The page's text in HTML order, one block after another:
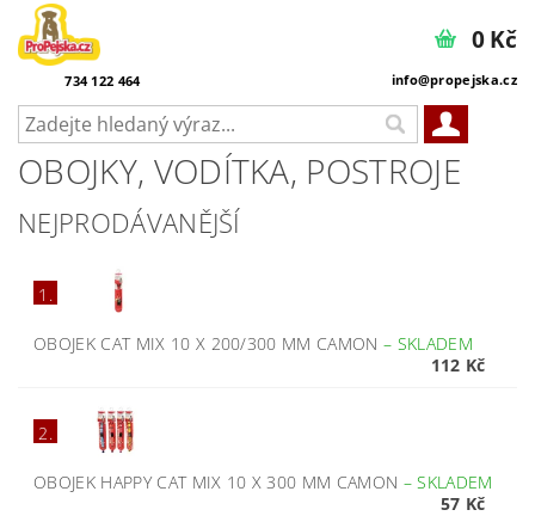
734 122 464 info@propejska.cz
0 Kč
OBOJKY, VODÍTKA, POSTROJE
NEJPRODÁVANĚJŠÍ
1.
OBOJEK CAT MIX 10 X 200/300 MM CAMON – SKLADEM
112 Kč
2.
OBOJEK HAPPY CAT MIX 10 X 300 MM CAMON –SKLADEM
57 Kč